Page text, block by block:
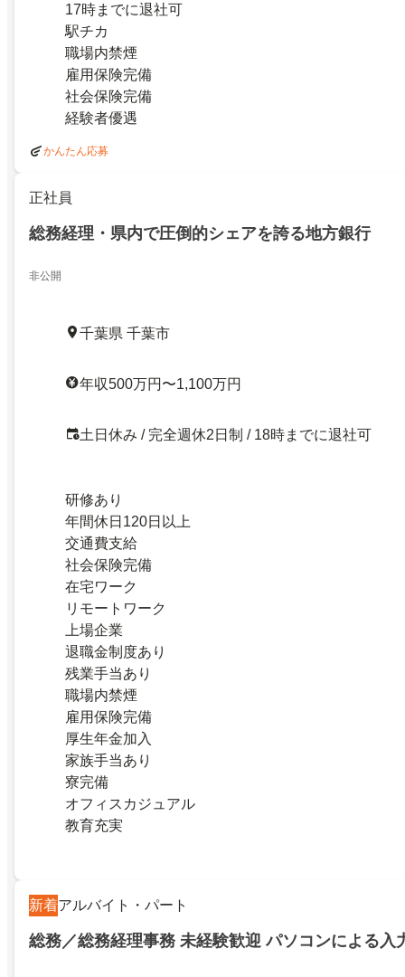
17時までに退社可
駅チカ
職場内禁煙
雇用保険完備
社会保険完備
経験者優遇
かんたん応募
正社員
総務経理・県内で圧倒的シェアを誇る地方銀行
非公開
千葉県 千葉市
年収500万円〜1,100万円
土日休み / 完全週休2日制 / 18時までに退社可
研修あり
年間休日120日以上
交通費支給
社会保険完備
在宅ワーク
リモートワーク
上場企業
退職金制度あり
残業手当あり
職場内禁煙
雇用保険完備
厚生年金加入
家族手当あり
寮完備
オフィスカジュアル
教育充実
新着アルバイト・パート
総務／総務経理事務 未経験歓迎 パソコンによる入